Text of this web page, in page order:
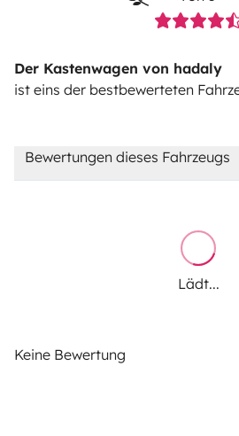
Der Kastenwagen von hadaly
ist eins der bestbewerteten
Bewertungen dieses Fahrzeugs
Lädt...
Keine Bewertung